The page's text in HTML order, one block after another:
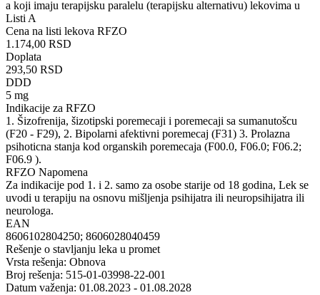
a koji imaju terapijsku paralelu (terapijsku alternativu) lekovima u
Listi A
Cena na listi lekova RFZO
1.174,00 RSD
Doplata
293,50 RSD
DDD
5 mg
Indikacije za RFZO
1. Šizofrenija, šizotipski poremecaji i poremecaji sa sumanutošcu
(F20 - F29), 2. Bipolarni afektivni poremecaj (F31) 3. Prolazna
psihoticna stanja kod organskih poremecaja (F00.0, F06.0; F06.2;
F06.9 ).
RFZO Napomena
Za indikacije pod 1. i 2. samo za osobe starije od 18 godina, Lek se
uvodi u terapiju na osnovu mišljenja psihijatra ili neuropsihijatra ili
neurologa.
EAN
8606102804250; 8606028040459
Rešenje o stavljanju leka u promet
Vrsta rešenja: Obnova
Broj rešenja: 515-01-03998-22-001
Datum važenja: 01.08.2023 - 01.08.2028